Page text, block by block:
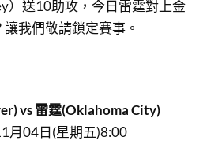
）送10助攻，今日雷霆對上金
我們敬請鎖定賽事。
vs 雷霆(Oklahoma City)
月04日(星期五)8:00